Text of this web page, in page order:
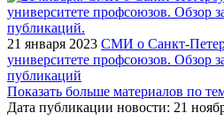
21 января 2023 СМИ о Санкт-
университете профсоюзов. Обзор
публикаций
Показать больше материалов по
Дата публикации новости: 21